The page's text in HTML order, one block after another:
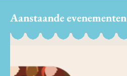
Aanstaande evenementen